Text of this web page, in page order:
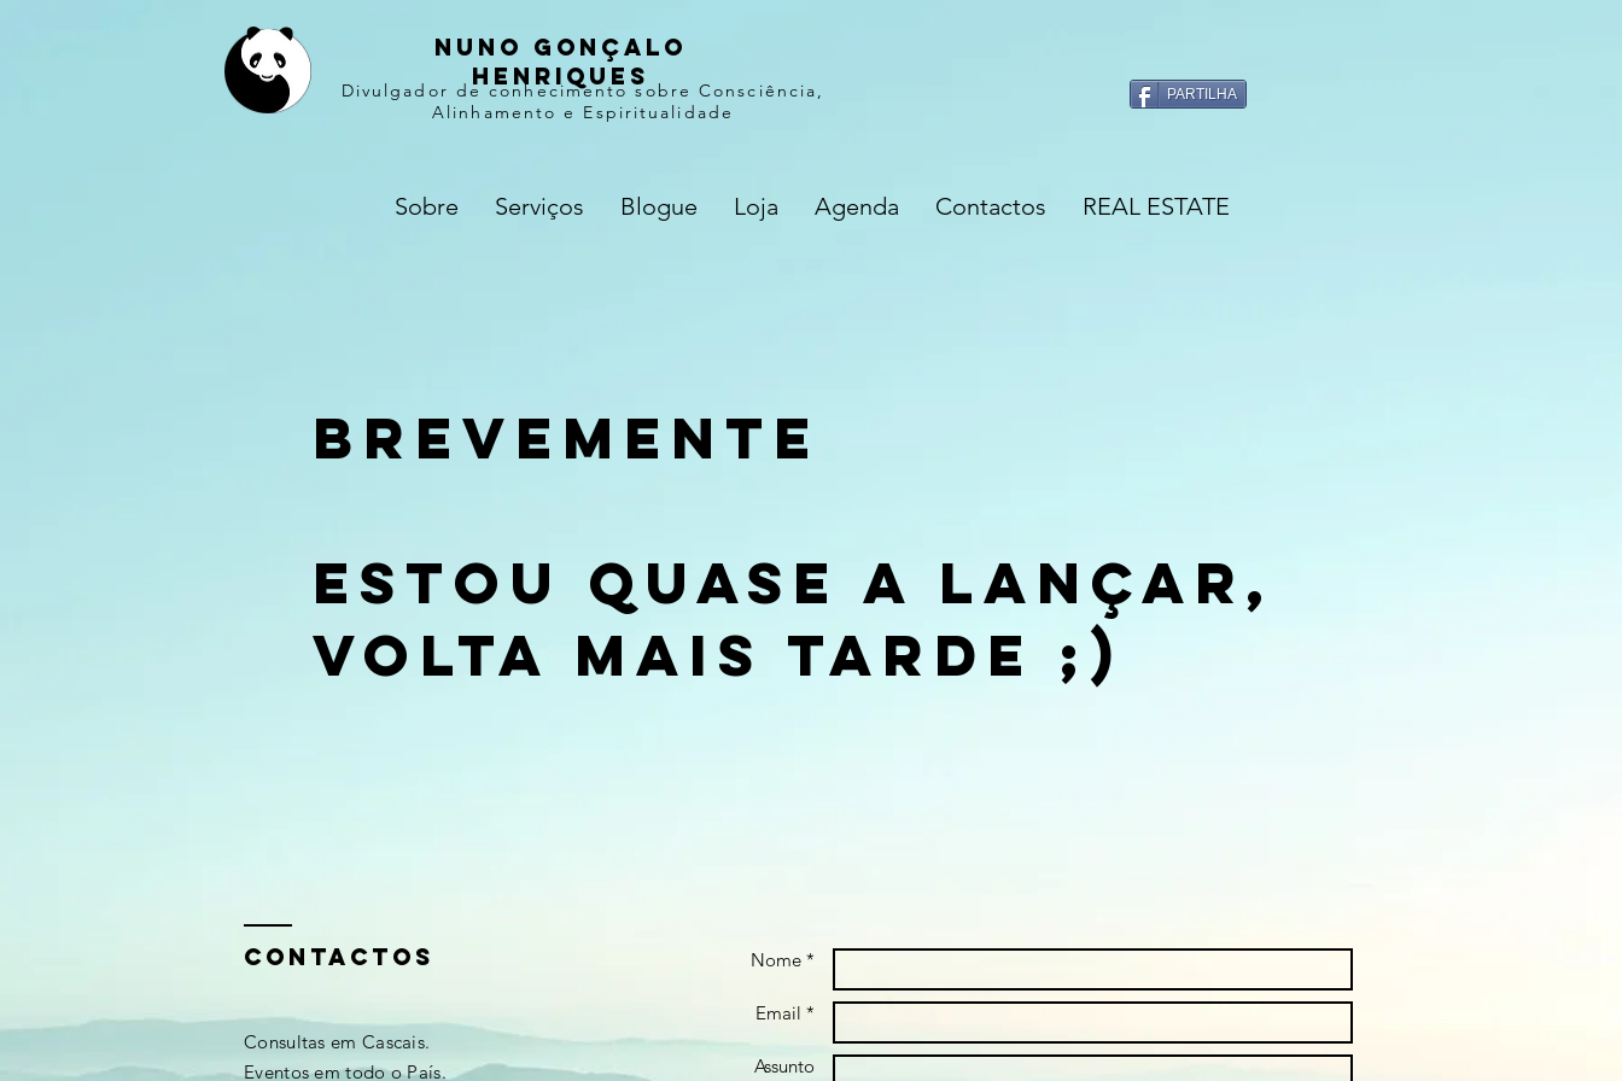
Nuno gonçalo
henriques
Divulgador de conhecimento sobre Consciência,
Alinhamento e Espiritualidade
PARTILHA
Sobre Serviços Blogue Loja Agenda Contactos REAL ESTATE
Brevemente
Estou quase a lançar,
volta mais tarde ;)
Contactos
Consultas em Cascais.
Eventos em todo o País.
Nome *
Email *
Assunto